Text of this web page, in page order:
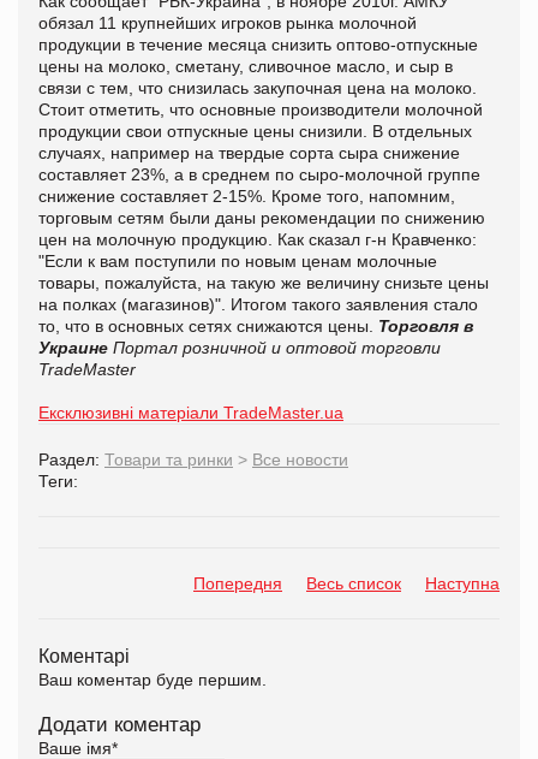
обязал 11 крупнейших игроков рынка молочной
продукции в течение месяца снизить оптово-отпускные
цены на молоко, сметану, сливочное масло, и сыр в
связи с тем, что снизилась закупочная цена на молоко.
Стоит отметить, что основные производители молочной
продукции свои отпускные цены снизили. В отдельных
случаях, например на твердые сорта сыра снижение
составляет 23%, а в среднем по сыро-молочной группе
снижение составляет 2-15%. Кроме того, напомним,
торговым сетям были даны рекомендации по снижению
цен на молочную продукцию. Как сказал г-н Кравченко:
"Если к вам поступили по новым ценам молочные
товары, пожалуйста, на такую же величину снизьте цены
на полках (магазинов)". Итогом такого заявления стало
то, что в основных сетях снижаются цены. Торговля в
Украине Портал розничной и оптовой торговли
TradeMaster
Ексклюзивні матеріали TradeMaster.ua
Раздел: Товари та ринки > Все новости
Теги:
Попередня Весь список Наступна
Коментарі
Ваш коментар буде першим.
Додати коментар
Ваше імя*